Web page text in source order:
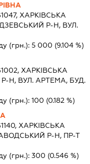
ХАРКIВСЬКА
Р-Н, ВУЛ.
(грн.): 5 000 (9.104 %)
ХАРКIВСЬКА
Н, ВУЛ. АРТЕМА, БУД.
(грн.): 100 (0.182 %)
ХАРКIВСЬКА
Р-Н, ПР-Т
(грн.): 300 (0.546 %)